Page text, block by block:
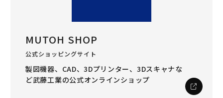
MUTOH SHOP
公式ショッピングサイト
製図機器、CAD、3Dプリンター、3Dスキャナな
ど武藤工業の公式オンラインショップ